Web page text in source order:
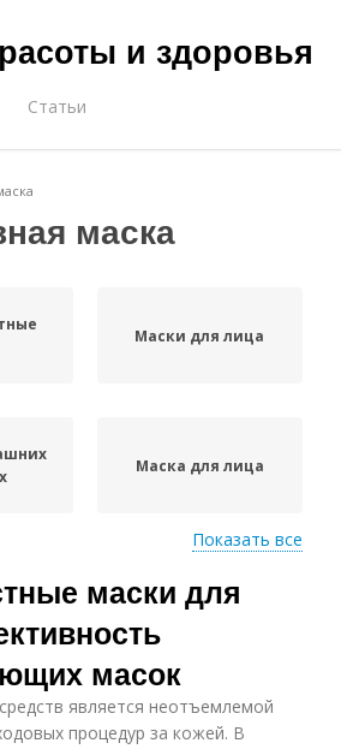
и здоровья
Статьи
маска
Маски для лица
Маска для лица
Ежедневные маски
Маска для шеи
Показать все
маски для
масок
является неотъемлемой
процедур за кожей. В